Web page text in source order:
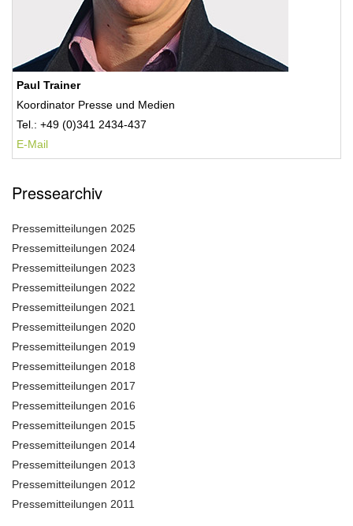
Paul Trainer
Koordinator Presse und Medien
Tel.: +49 (0)341 2434-437
E-Mail
Pressearchiv
Pressemitteilungen 2025
Pressemitteilungen 2024
Pressemitteilungen 2023
Pressemitteilungen 2022
Pressemitteilungen 2021
Pressemitteilungen 2020
Pressemitteilungen 2019
Pressemitteilungen 2018
Pressemitteilungen 2017
Pressemitteilungen 2016
Pressemitteilungen 2015
Pressemitteilungen 2014
Pressemitteilungen 2013
Pressemitteilungen 2012
Pressemitteilungen 2011